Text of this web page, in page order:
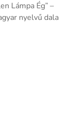
Lámpa Ég” –
nyelvű dala